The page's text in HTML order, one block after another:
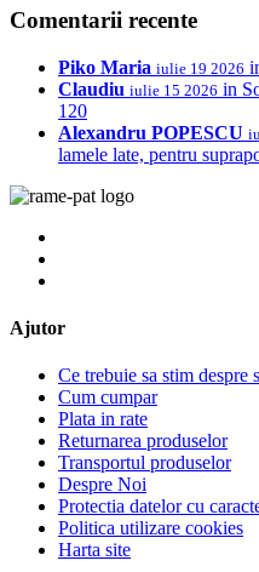
Comentarii recente
Piko Maria iulie 19 2026
Claudiu iulie 15 2026 in
120
Alexandru POPESCU
lamele late, pentru
Ajutor
Ce trebuie sa stim despre
Cum cumpar
Plata in rate
Returnarea produselor
Transportul produselor
Despre Noi
Protectia datelor cu
Politica utilizare cookies
Harta site